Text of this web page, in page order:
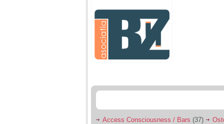
agresiva, orice
greseala era taxata cu
o palma sau pedepse.
De 4 ani am o relatie
serioasa cu un barbat
sa se manifeste o
Access Consciousness / Bars (37)